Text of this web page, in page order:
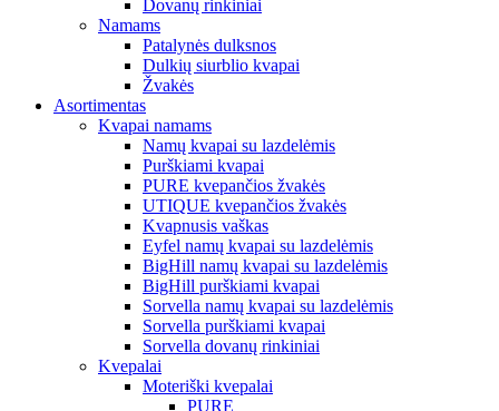
Dovanų rinkiniai
Namams
Patalynės dulksnos
Dulkių siurblio kvapai
Žvakės
Asortimentas
Kvapai namams
Namų kvapai su lazdelėmis
Purškiami kvapai
PURE kvepančios žvakės
UTIQUE kvepančios žvakės
Kvapnusis vaškas
Eyfel namų kvapai su lazdelėmis
BigHill namų kvapai su lazdelėmis
BigHill purškiami kvapai
Sorvella namų kvapai su lazdelėmis
Sorvella purškiami kvapai
Sorvella dovanų rinkiniai
Kvepalai
Moteriški kvepalai
PURE